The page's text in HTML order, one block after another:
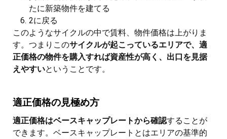
たに新築物件を建てる
2に戻る
このようなサイクルの中で賃料、物件価格は上がりま
す。つまりこのサイクルが起こっているエリアで、適
正価格の物件を購入すれば資産性が高く、出口を見据
えやすいということです。
適正価格の見極め方
適正価格はベースキャップレートから確認することが
できます。ベースキャップレートとはエリアの基準的